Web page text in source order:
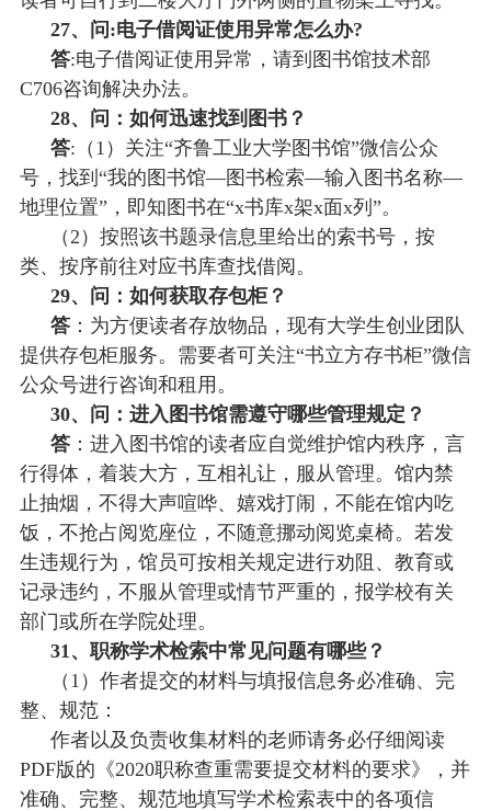
27、问:电子借阅证使用异常怎么办?
答:电子借阅证使用异常 ，请到图书馆技术部
C706咨询解决办法。
28、问：如何迅速找到图书？
答:（1）关注“齐鲁工业大学图书馆”微信公众
号，找到“我的图书馆—图书检索—输入图书名称—
地理位置”，即知图书在“x书库x架x面x列”。
（ 2）按照该书题录信息里给出的索书号，按
类、按序前往对应书库查找借阅。
29、问：如何获取存包柜？
答：为方便读者存放物品，现有大学生创业团队
提供存包柜服务。需要者可关注“书立方存书柜”微信
公众号进行咨询和租用。
30、问：进入图书馆需遵守哪些管理规定？
答：进入图书馆的读者应自觉维护馆内秩序，言
行得体，着装大方，互相礼让，服从管理。馆内禁
止抽烟，不得大声喧哗、嬉戏打闹，不能在馆内吃
饭，不抢占阅览座位，不随意挪动阅览桌椅。若发
生违规行为，馆员可按相关规定进行劝阻、教育或
记录违约，不服从管理或情节严重的，报学校有关
部门或所在学院处理。
31、职称学术检索中常见问题有哪些？
（ 1）作者提交的材料与填报信息务必准确、完
整、规范：
作者以及负责收集材料的老师请务必仔细阅读
PDF版的《2020职称查重需要提交材料的要求》，并
准确、完整、规范地填写学术检索表中的各项信